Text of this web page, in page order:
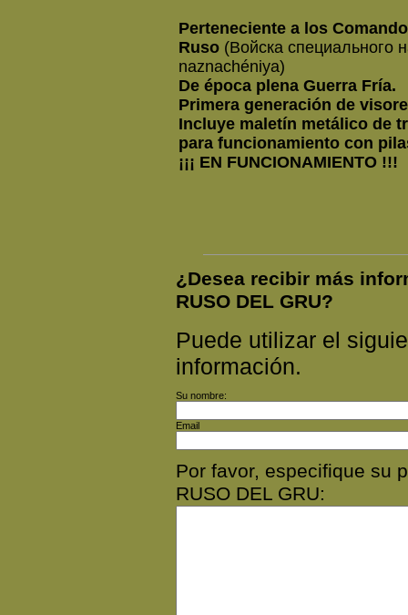
Perteneciente a los
Ruso (Войска специального
naznachéniya)
De época plena Guerra Fría.
Primera generación de
Incluye maletín metálico de
para funcionamiento con
¡¡¡ EN FUNCIONAMIENTO !!!
¿Desea recibir más
RUSO DEL GRU?
Puede utilizar el
información.
Su nombre:
Email
Por favor, especifique su
RUSO DEL GRU: